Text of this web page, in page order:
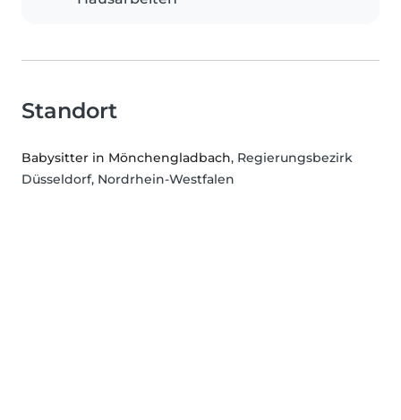
Standort
Babysitter in Mönchengladbach, Regierungsbezirk
Düsseldorf, Nordrhein-Westfalen